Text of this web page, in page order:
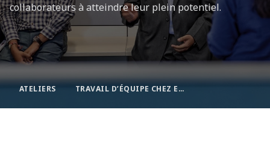
collaborateurs à atteindre leur plein potentiel.
ATELIERS TRAVAIL D’ÉQUIPE CHEZ EMERSON